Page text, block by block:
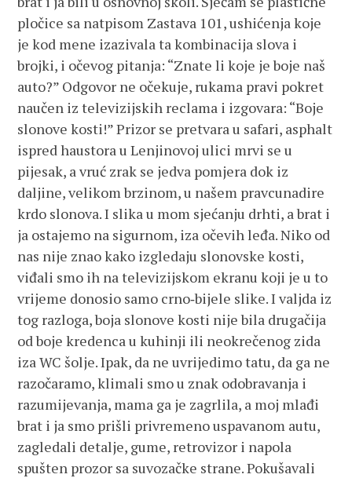
pločice sa natpisom Zastava 101, ushićenja koje
je kod mene izazivala ta kombinacija slova i
brojki, i očevog pitanja: “Znate li koje je boje naš
auto?” Odgovor ne očekuje, rukama pravi pokret
naučen iz televizijskih reclama i izgovara: “Boje
slonove kosti!” Prizor se pretvara u safari, asphalt
ispred haustora u Lenjinovoj ulici mrvi se u
pijesak, a vruć zrak se jedva pomjera dok iz
daljine, velikom brzinom, u našem pravcunadire
krdo slonova. I slika u mom sjećanju drhti, a brat i
ja ostajemo na sigurnom, iza očevih leđa. Niko od
nas nije znao kako izgledaju slonovske kosti,
viđali smo ih na televizijskom ekranu koji je u to
vrijeme donosio samo crno‑bijele slike. I valjda iz
tog razloga, boja slonove kosti nije bila drugačija
od boje kredenca u kuhinji ili neokrečenog zida
iza WC šolje. Ipak, da ne uvrijedimo tatu, da ga ne
razočaramo, klimali smo u znak odobravanja i
razumijevanja, mama ga je zagrlila, a moj mlađi
brat i ja smo prišli privremeno uspavanom autu,
zagledali detalje, gume, retrovizor i napola
spušten prozor sa suvozačke strane. Pokušavali